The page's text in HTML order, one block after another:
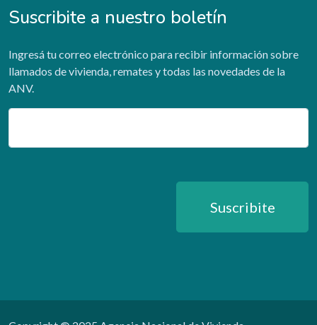
Suscribite a nuestro boletín
Ingresá tu correo electrónico para recibir información sobre
llamados de vivienda, remates y todas las novedades de la
ANV.
Email
Suscribite